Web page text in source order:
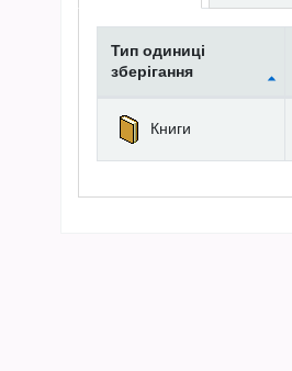
Фонди
Тип одиниці
зберігання
Книги